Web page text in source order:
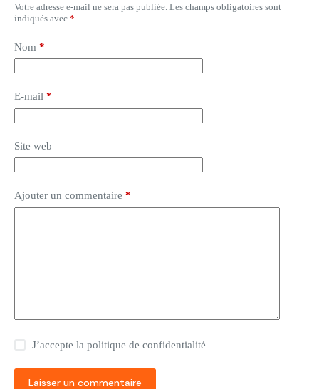
Votre adresse e-mail ne sera pas publiée. Les champs obligatoires sont
indiqués avec *
Nom *
E-mail *
Site web
Ajouter un commentaire *
J’accepte lapolitique de confidentialité
Laisser un commentaire